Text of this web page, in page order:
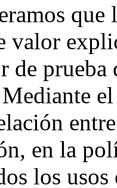
que
valor
de prueba
en la
los